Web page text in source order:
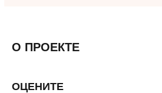
О ПРОЕКТЕ
ОЦЕНИТЕ